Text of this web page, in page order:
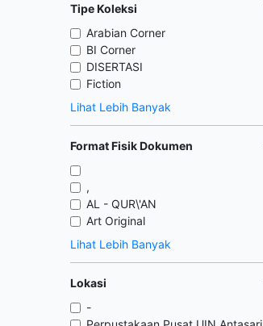
Tipe Koleksi
Arabian Corner
BI Corner
DISERTASI
Fiction
Lihat Lebih Banyak
Format Fisik Dokumen
,
AL - QUR\'AN
Art Original
Lihat Lebih Banyak
Lokasi
-